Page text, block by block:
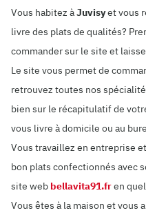
Vous habitez àJuvisyet vous
livre des plats de qualités?
commander sur le site et
Le site vous permet de
retrouvez toutes nos
bien sur le récapitulatif de
vous livre à domicile ou au
Vous travaillez en entreprise
bon plats confectionnés avec
site web bellavita91.fren
Vous êtes à la maison et vous